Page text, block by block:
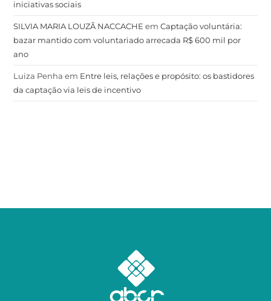
iniciativas sociais
SILVIA MARIA LOUZÃ NACCACHE emCaptação voluntária:
bazar mantido com voluntariado arrecada R$ 600 mil por
ano
Luiza Penha em Entre leis, relações e propósito: os bastidores
da captação via leis de incentivo